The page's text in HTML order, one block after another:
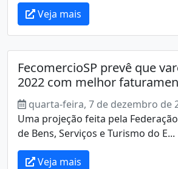
Veja mais
FecomercioSP prevê que
2022 com melhor
quarta-feira, 7 de dezembro de
Uma projeção feita pela
de Bens, Serviços e Turismo do E...
Veja mais